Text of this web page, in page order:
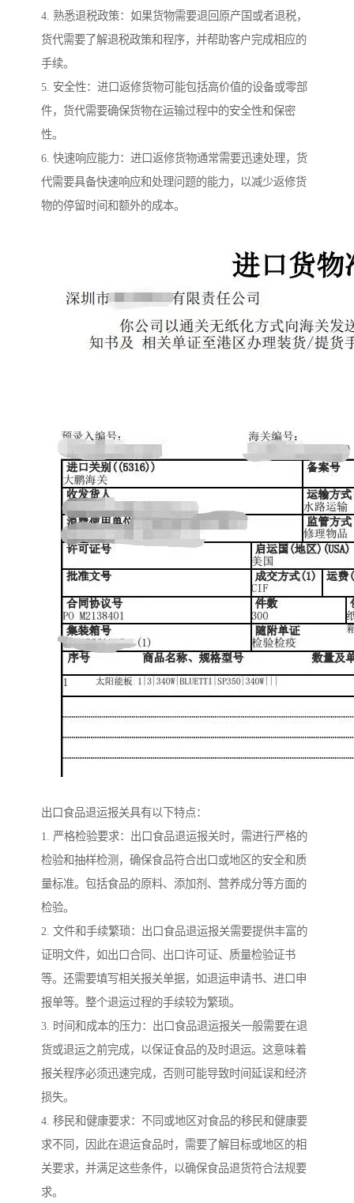
4. 熟悉退税政策：如果货物需要退回原产国或者退税，
货代需要了解退税政策和程序，并帮助客户完成相应的
手续。
5. 安全性：进口返修货物可能包括高价值的设备或零部
件，货代需要确保货物在运输过程中的安全性和保密
性。
6. 快速响应能力：进口返修货物通常需要迅速处理，货
代需要具备快速响应和处理问题的能力，以减少返修货
物的停留时间和额外的成本。
出口食品退运报关具有以下特点：
1. 严格检验要求：出口食品退运报关时，需进行严格的
检验和抽样检测，确保食品符合出口或地区的安全和质
量标准。包括食品的原料、添加剂、营养成分等方面的
检验。
2. 文件和手续繁琐：出口食品退运报关需要提供丰富的
证明文件，如出口合同、出口许可证、质量检验证书
等。还需要填写相关报关单据，如退运申请书、进口申
报单等。整个退运过程的手续较为繁琐。
3. 时间和成本的压力：出口食品退运报关一般需要在退
货或退运之前完成，以保证食品的及时退运。这意味着
报关程序必须迅速完成，否则可能导致时间延误和经济
损失。
4. 移民和健康要求：不同或地区对食品的移民和健康要
求不同，因此在退运食品时，需要了解目标或地区的相
关要求，并满足这些条件，以确保食品退货符合法规要
求。